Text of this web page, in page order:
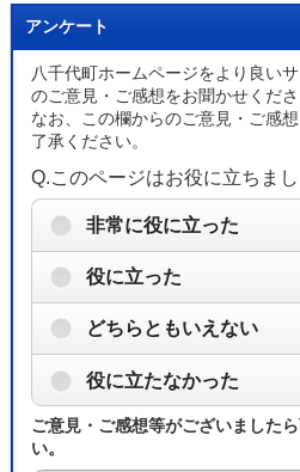
アンケート
八千代町ホームページをより良い
のご意見・ご感想をお聞かせくださ
なお、この欄からのご意見・ご感
了承ください。
Q.このページはお役に立ちまし
非常に役に立った
役に立った
どちらともいえない
役に立たなかった
ご意見・ご感想等がございました
い。